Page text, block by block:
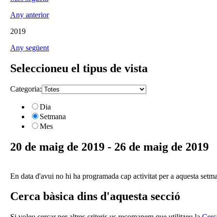
Any anterior
2019
Any següent
Seleccioneu el tipus de vista
Categoria:
Dia
Setmana
Mes
20 de maig de 2019 - 26 de maig de 2019
En data d'avui no hi ha programada cap activitat per a aquesta
Cerca bàsica dins d'aquesta secció